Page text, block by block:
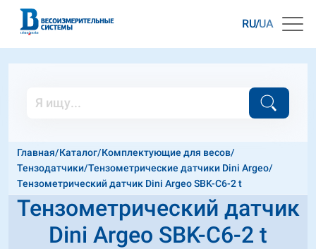
RU UA
Главная/Каталог/Комплектующие для весов/
Тензодатчики/Тензометрические датчики Dini Argeo/
Тензометрический датчик Dini Argeo SBK-C6-2 t
Тензометрический датчик
Dini Argeo SBK-C6-2 t